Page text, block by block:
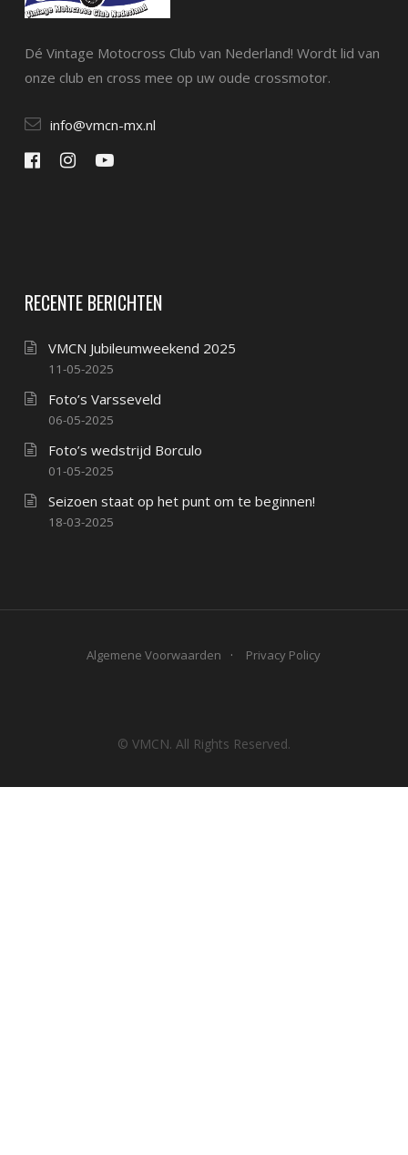
Dé Vintage Motocross Club van Nederland! Wordt lid van
onze club en cross mee op uw oude crossmotor.
info@vmcn-mx.nl
RECENTE BERICHTEN
VMCN Jubileumweekend 2025
11-05-2025
Foto’s Varsseveld
06-05-2025
Foto’s wedstrijd Borculo
01-05-2025
Seizoen staat op het punt om te beginnen!
18-03-2025
Algemene Voorwaarden Privacy Policy
© VMCN. All Rights Reserved.